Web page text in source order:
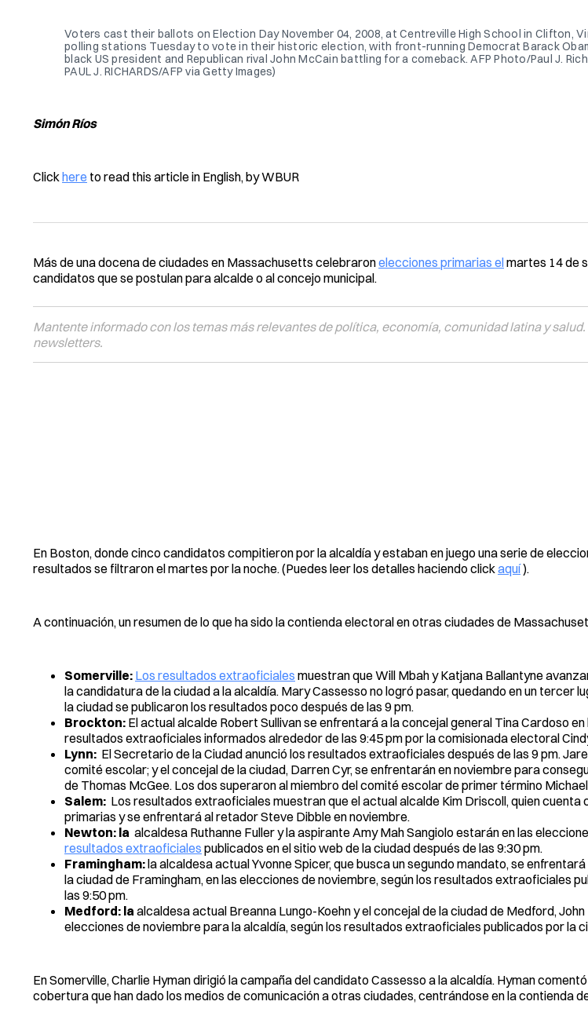
Voters cast their ballots on Election Day November 04, 2008, at Centreville High School in Clifton,
polling stations Tuesday to vote in their historic election, with front-running Democrat Barack
black US president and Republican rival John McCain battling for a comeback. AFP Photo/Paul J.
PAUL J. RICHARDS/AFP via Getty Images)
Simón Ríos
Clickhere to read this article in English, by WBUR
Más de una docena de ciudades en Massachusetts celebraronelecciones primarias elmartes 14 de
candidatos que se postulan para alcalde o al concejo municipal.
Mantente informado con los temas más relevantes de política, economía, comunidad latina y salud.
newsletters.
En Boston, donde cinco candidatos compitieron por la alcaldía y estaban en juego una serie de
resultados se filtraron el martes por la noche. (Puedes leer los detalles haciendo clickaquí).
A continuación, un resumen de lo que ha sido la contienda electoral en otras ciudades de
Somerville: Los resultados extraoficiales muestran que Will Mbah y Katjana Ballantyne
la candidatura de la ciudad a la alcaldía. Mary Cassesso no logró pasar, quedando en un tercer
la ciudad se publicaron los resultados poco después de las 9 pm.
Brockton: El actual alcalde Robert Sullivan se enfrentará a la concejal general Tina Cardoso
resultados extraoficiales informados alrededor de las 9:45 pm por la comisionada electoral
Lynn: El Secretario de la Ciudad anunció los resultados extraoficiales después de las 9 pm.
comité escolar; y el concejal de la ciudad, Darren Cyr, se enfrentarán en noviembre para
de Thomas McGee. Los dos superaron al miembro del comité escolar de primer término
Salem: Los resultados extraoficiales muestran que el actual alcalde Kim Driscoll, quien cuenta
primarias y se enfrentará al retador Steve Dibble en noviembre.
Newton: la alcaldesa Ruthanne Fuller y la aspirante Amy Mah Sangiolo estarán en las
resultados extraoficiales publicados en el sitio web de la ciudad después de las 9:30 pm.
Framingham:la alcaldesa actual Yvonne Spicer, que busca un segundo mandato, se
la ciudad de Framingham, en las elecciones de noviembre, según los resultados extraoficiales
las 9:50 pm.
Medford: la alcaldesa actual Breanna Lungo-Koehn y el concejal de la ciudad de Medford,
elecciones de noviembre para la alcaldía, según los resultados extraoficiales publicados por la
En Somerville, Charlie Hyman dirigió la campaña del candidato Cassesso a la alcaldía. Hyman
cobertura que han dado los medios de comunicación a otras ciudades, centrándose en la contienda